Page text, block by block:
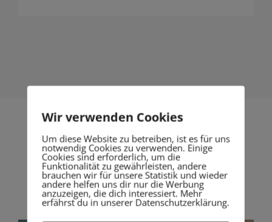
Unsere Resultate
lassen sich sehen.
Wir verwenden Cookies
Um diese Website zu betreiben, ist es für uns
notwendig Cookies zu verwenden. Einige
Cookies sind erforderlich, um die
Funktionalität zu gewährleisten, andere
brauchen wir für unsere Statistik und wieder
andere helfen uns dir nur die Werbung
anzuzeigen, die dich interessiert. Mehr
erfährst du in unserer Datenschutzerklärung.